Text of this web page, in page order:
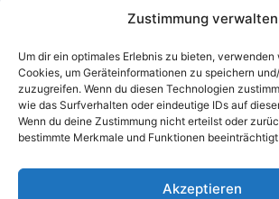
Zustimmung verwalten
Um dir ein optimales Erlebnis zu bieten,
Cookies, um Geräteinformationen zu speichern
zuzugreifen. Wenn du diesen Technologien
wie das Surfverhalten oder eindeutige IDs auf
Wenn du deine Zustimmung nicht erteilst oder
bestimmte Merkmale und Funktionen
Akzeptieren
und NINS in Kooperation mit der
sowie dem Korea Astronomy and
Space Science Institute (KASI). Bei
Entwicklung, Aufbau und Betrieb ist
dieESOfederführend für den
europäischen Beitrag, das National
Radio Astronomy Observatory